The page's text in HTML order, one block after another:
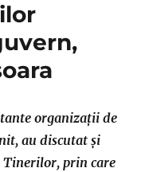
organizații de
au discutat și
prin care